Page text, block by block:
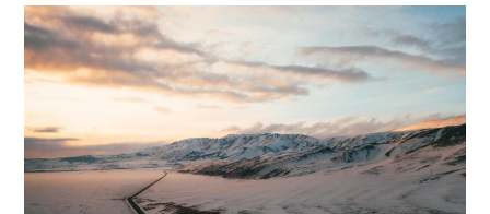
Les
étendues
russes
un
territoire
aux
dimensions